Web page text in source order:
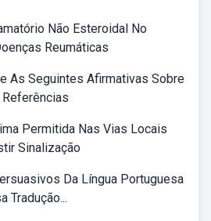
Não Esteroidal No
Reumáticas
As Seguintes Afirmativas Sobre
Permitida Nas Vias Locais
Sinalização
Da Língua Portuguesa
Tradução...